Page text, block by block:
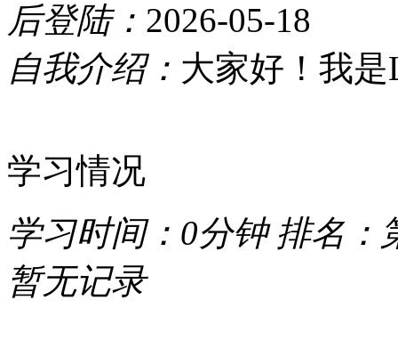
后登陆： 2026-05-18
自我介绍： 大家好！我
学习情况
学习时间： 0分钟 排名：
暂无记录